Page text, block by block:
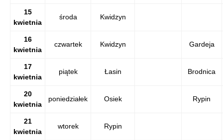
15
kwietnia
środa Kwidzyn
16
kwietnia
czwartek Kwidzyn Gardeja
17
kwietnia
piątek Łasin Brodnica
20
kwietnia
poniedziałek Osiek Rypin
21
kwietnia
wtorek Rypin